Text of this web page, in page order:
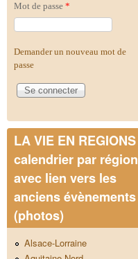
Mot de passe *
Demander un nouveau mot de
passe
LA VIE EN REGIONS
calendrier par région
avec lien vers les
anciens évènements
(photos)
Alsace-Lorraine